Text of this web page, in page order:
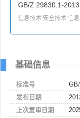
GB/Z 29830.1-2013
信息技术 安全技术 信
基础信息
标准号
发布日期
上次复审日期